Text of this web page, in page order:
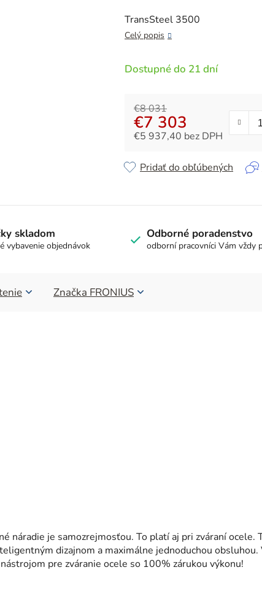
0,0
z
TransSteel 3500
Celý popis
Dostupné do 21 dní
€8 031
€7 303
€5 937,40 bez DPH
Pridať do obľúbených
skladom
vybavenie objednávok
Odborné poradenstvo
odborní pracovníci Vám vždy
Značka FRONIUS
náradie je samozrejmosťou. To platí aj pri zváraní ocele.
dizajnom a maximálne jednoduchou
pre zváranie ocele so 100% zárukou výkonu!